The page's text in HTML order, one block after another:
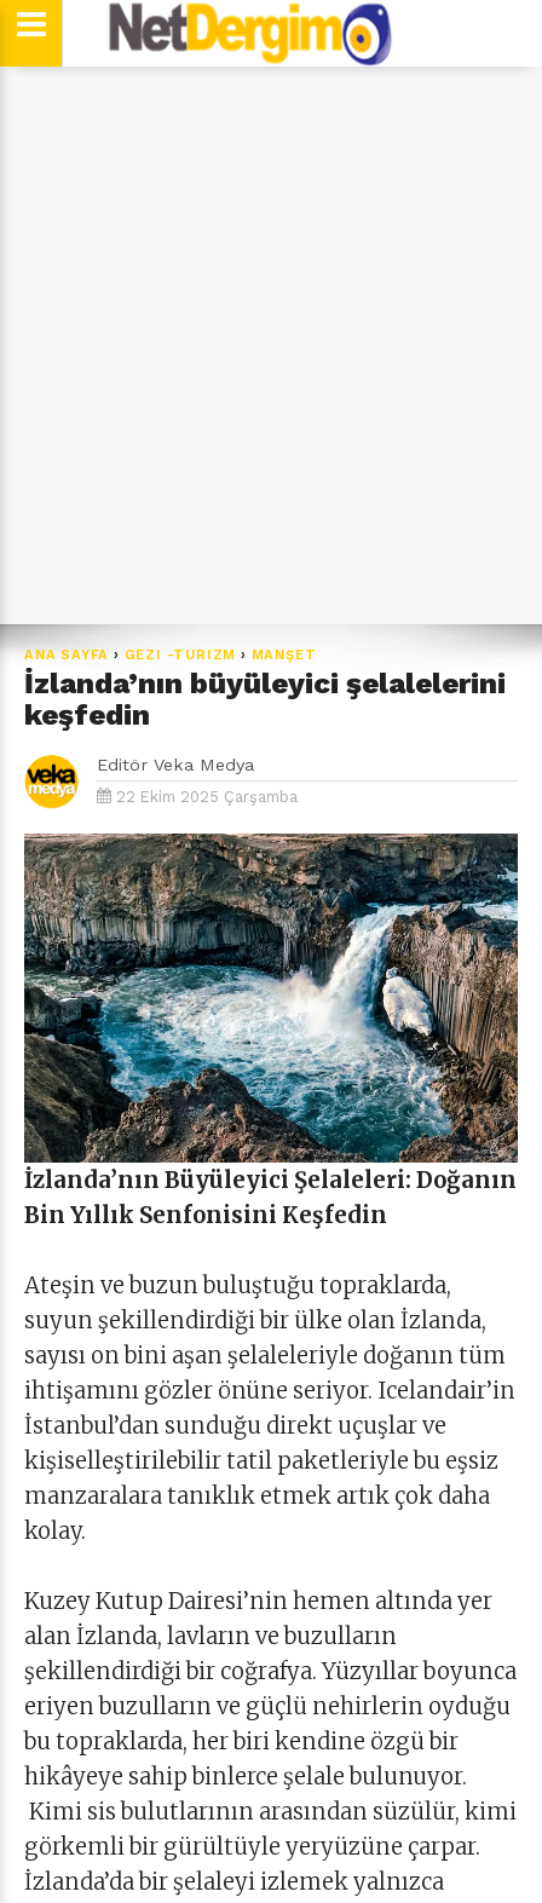
ANA SAYFA › GEZI -TURIZM › MANŞET
İzlanda’nın büyüleyici şelalelerini
keşfedin
Editör Veka Medya
22 Ekim 2025 Çarşamba
İzlanda’nın Büyüleyici Şelaleleri: Doğanın
Bin Yıllık Senfonisini Keşfedin
Ateşin ve buzun buluştuğu topraklarda,
suyun şekillendirdiği bir ülke olan İzlanda,
sayısı on bini aşan şelaleleriyle doğanın tüm
ihtişamını gözler önüne seriyor. Icelandair’in
İstanbul’dan sunduğu direkt uçuşlar ve
kişiselleştirilebilir tatil paketleriyle bu eşsiz
manzaralara tanıklık etmek artık çok daha
kolay.
Kuzey Kutup Dairesi’nin hemen altında yer
alan İzlanda, lavların ve buzulların
şekillendirdiği bir coğrafya. Yüzyıllar boyunca
eriyen buzulların ve güçlü nehirlerin oyduğu
bu topraklarda, her biri kendine özgü bir
hikâyeye sahip binlerce şelale bulunuyor.
Kimi sis bulutlarının arasından süzülür, kimi
görkemli bir gürültüyle yeryüzüne çarpar.
İzlanda’da bir şelaleyi izlemek yalnızca